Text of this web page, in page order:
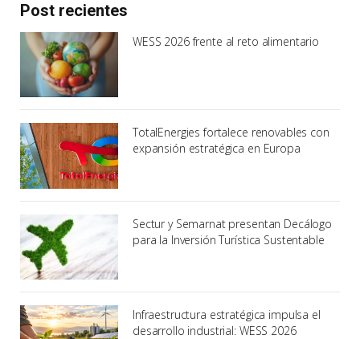
Post recientes
WESS 2026 frente al reto alimentario
TotalEnergies fortalece renovables con
expansión estratégica en Europa
Sectur y Semarnat presentan Decálogo
para la Inversión Turística Sustentable
Infraestructura estratégica impulsa el
desarrollo industrial: WESS 2026